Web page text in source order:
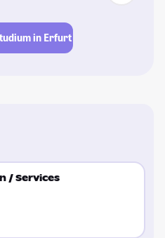
in Erfurt
/ Services